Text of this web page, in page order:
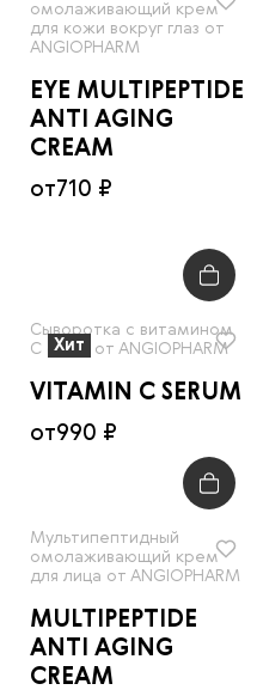
омолаживающий крем
для кожи вокруг глаз от
ANGIOPHARM
EYE MULTIPEPTIDE
ANTI AGING
CREAM
от710 ₽
Хит
Сыворотка с витамином
С (10%) от ANGIOPHARM
VITAMIN C SERUM
от990 ₽
Мультипептидный
омолаживающий крем
для лица от ANGIOPHARM
MULTIPEPTIDE
ANTI AGING
CREAM